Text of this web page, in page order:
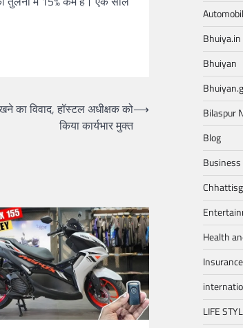
का विवाद, हॉस्टल अधीक्षक को
किया कार्यभार मुक्त
⟶
Bhuiya.in
Bhuiyan
Bilaspur
Blog
Business
Health
Insurance
LIFE